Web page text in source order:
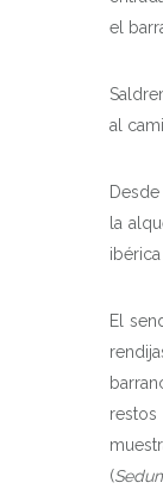
el
al
la
ibérica
El
restos
(